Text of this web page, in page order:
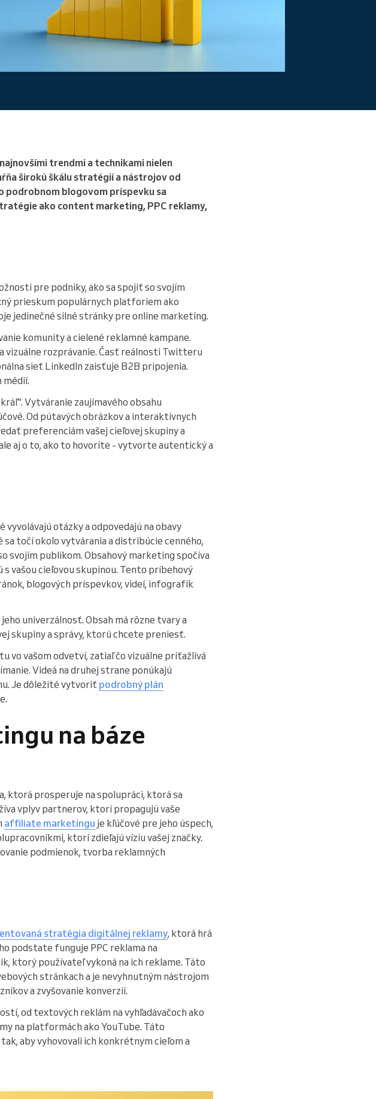
trendmi a technikami nielen
širokú škálu stratégií a nástrojov od
blogovom príspevku sa
ako content marketing, PPC reklamy,
pre podniky, ako sa spojiť so svojím
prieskum populárnych platforiem ako
jedinečné silné stránky pre online marketing.
komunity a cielené reklamné kampane.
vizuálne rozprávanie. Časť reálnosti Twitteru
sieť LinkedIn zaisťuje B2B pripojenia.
médií.
Vytváranie zaujímavého obsahu
Od pútavých obrázkov a interaktívnych
preferenciám vašej cieľovej skupiny a
aj o to, ako to hovoríte - vytvorte autentický a
otázky a odpovedajú na obavy
točí okolo vytvárania a distribúcie cenného,
svojím publikom. Obsahový marketing spočíva
vašou cieľovou skupinou. Tento príbehový
blogových príspevkov, videí, infografík
univerzálnosť. Obsah má rôzne tvary a
skupiny a správy, ktorú chcete preniesť.
vo vašom odvetví, zatiaľ čo vizuálne príťažlivá
Videá na druhej strane ponúkajú
Je dôležité vytvoriť podrobný plán
na báze
ktorá prosperuje na spolupráci, ktorá sa
vplyv partnerov, ktorí propagujú vaše
affiliate marketingu je kľúčové pre jeho úspech,
ktorí zdieľajú víziu vašej značky.
podmienok, tvorba reklamných
stratégia digitálnej reklamy, ktorá hrá
podstate funguje PPC reklama na
ktorý používateľ vykoná na ich reklame. Táto
stránkach a je nevyhnutným nástrojom
a zvyšovanie konverzií.
od textových reklám na vyhľadávačoch ako
na platformách ako YouTube. Táto
aby vyhovovali ich konkrétnym cieľom a